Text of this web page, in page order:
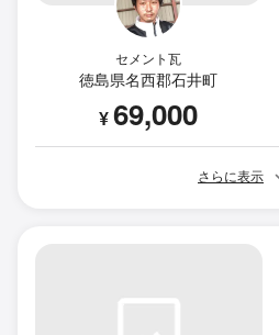
セメント瓦
徳島県名西郡石井町
¥69,000
さらに表示